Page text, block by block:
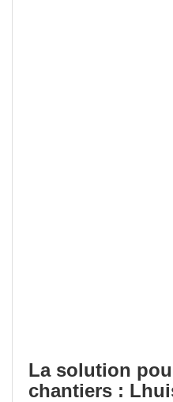
La solution
chantiers :